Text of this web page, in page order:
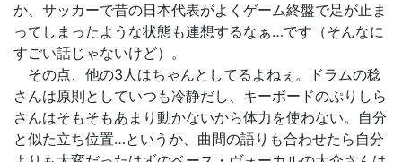
か、サッカーで昔の日本代表がよくゲーム終盤で足が止ま
ってしまったような状態も連想するなぁ…です（そんなに
すごい話じゃないけど）。
その点、他の3人はちゃんとしてるよねぇ。ドラムの稔
さんは原則としていつも冷静だし、キーボードのぷりしら
さんはそもそもあまり動かないから体力を使わない。自分
と似た立ち位置…というか、曲間の語りも合わせたら自分